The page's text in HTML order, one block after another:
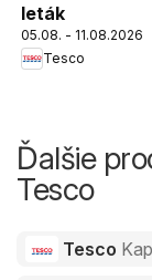
leták
05.08. - 11.08.2026
Tesco
Ďalšie
Tesco
Tesco